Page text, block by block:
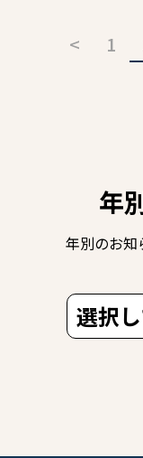
< 1
年
年別のお知